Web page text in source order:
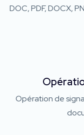
DOC, PDF, DOCX,
Opération de